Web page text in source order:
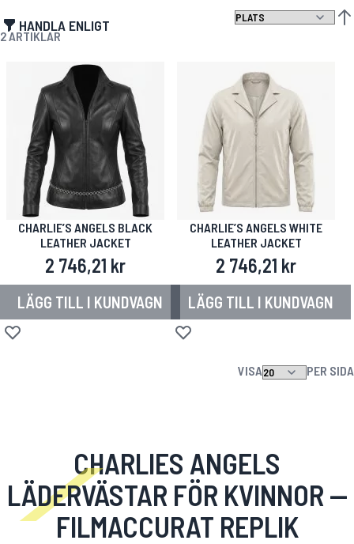
HANDLA ENLIGT
2ARTIKLAR
CHARLIE’S ANGELS BLACK
LEATHER JACKET
2 746,21 kr
LÄGG TILL I KUNDVAGN
Lägg till i önskelista
CHARLIE’S ANGELS WHITE
LEATHER JACKET
2 746,21 kr
LÄGG TILL I KUNDVAGN
Lägg till i önskelista
VISA PER SIDA
CHARLIES ANGELS
LÄDERVÄSTAR FÖR KVINNOR —
FILMACCURAT REPLIK